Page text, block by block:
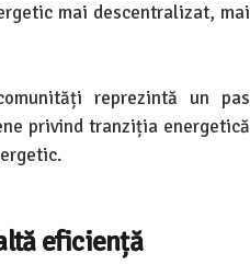
mai descentralizat, mai
reprezintă un pas
privind tranziția energetică
eficiență